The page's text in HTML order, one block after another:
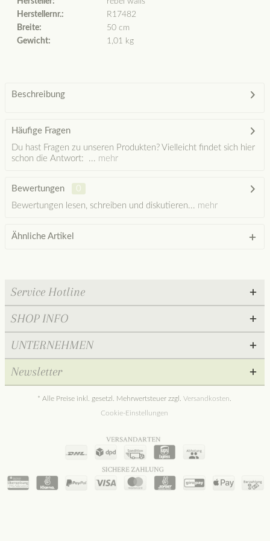
Herstellernr.:
R17482
Breite:
50 cm
Gewicht:
1,01 kg
Beschreibung
Häufige Fragen
Du hast Fragen zu unseren Produkten? Vielleicht findet sich hier
schon die Antwort: ... mehr
Bewertungen
0
Bewertungen lesen, schreiben und diskutieren... mehr
Ähnliche Artikel
Service Hotline
SHOP INFO
UNTERNEHMEN
Newsletter
* Alle Preise inkl. gesetzl. Mehrwertsteuer zzgl.Versandkosten
Cookie-Einstellungen